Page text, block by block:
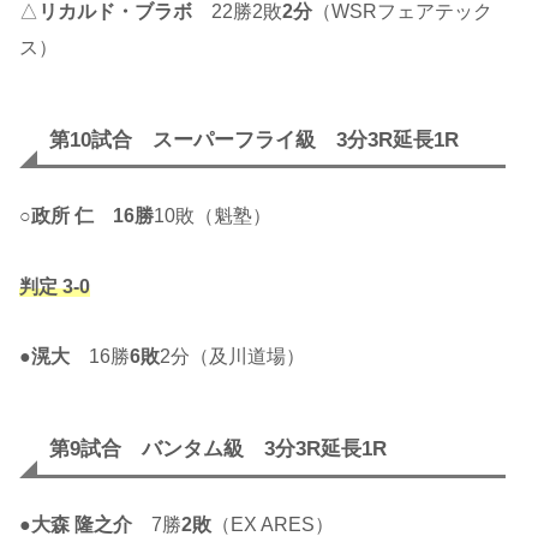
△ リカルド・ブラボ 22勝2敗2分 （WSRフェアテック
ス）
第10試合 スーパーフライ級 3分3R延長1R
○政所 仁 16勝10敗（魁塾）
判定 3-0
●滉大 16勝6敗2分（及川道場）
第9試合 バンタム級 3分3R延長1R
●大森 隆之介 7勝2敗 （EX ARES）